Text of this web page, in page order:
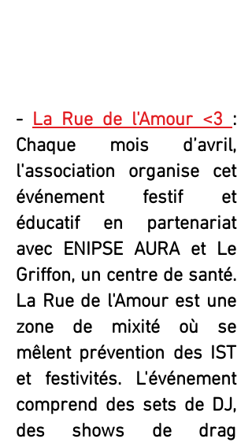
- La Rue de l'Amour <3 :
Chaque mois d’avril,
l'association organise cet
événement festif et
éducatif en partenariat
avec ENIPSE AURA et Le
Griffon, un centre de santé.
La Rue de l'Amour est une
zone de mixité où se
mêlent prévention des IST
et festivités. L'événement
comprend des sets de DJ,
des shows de drag